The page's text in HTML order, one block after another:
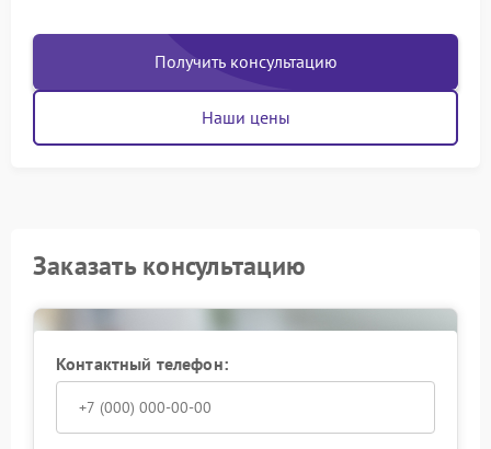
Получить консультацию
Наши цены
Заказать консультацию
Контактный телефон: